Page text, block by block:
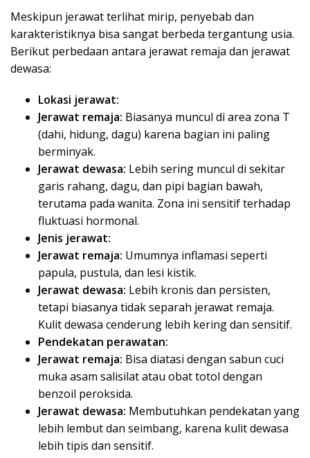
Meskipun jerawat terlihat mirip, penyebab dan
karakteristiknya bisa sangat berbeda tergantung usia.
Berikut perbedaan antara jerawat remaja dan jerawat
dewasa:
Lokasi jerawat:
Jerawat remaja: Biasanya muncul di area zona T
(dahi, hidung, dagu) karena bagian ini paling
berminyak.
Jerawat dewasa: Lebih sering muncul di sekitar
garis rahang, dagu, dan pipi bagian bawah,
terutama pada wanita. Zona ini sensitif terhadap
fluktuasi hormonal.
Jenis jerawat:
Jerawat remaja: Umumnya inflamasi seperti
papula, pustula, dan lesi kistik.
Jerawat dewasa: Lebih kronis dan persisten,
tetapi biasanya tidak separah jerawat remaja.
Kulit dewasa cenderung lebih kering dan sensitif.
Pendekatan perawatan:
Jerawat remaja: Bisa diatasi dengan sabun cuci
muka asam salisilat atau obat totol dengan
benzoil peroksida.
Jerawat dewasa: Membutuhkan pendekatan yang
lebih lembut dan seimbang, karena kulit dewasa
lebih tipis dan sensitif.